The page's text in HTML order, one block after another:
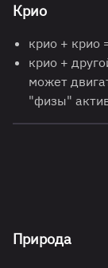
Крио
крио + крио
крио +
может
"физы"
Природа